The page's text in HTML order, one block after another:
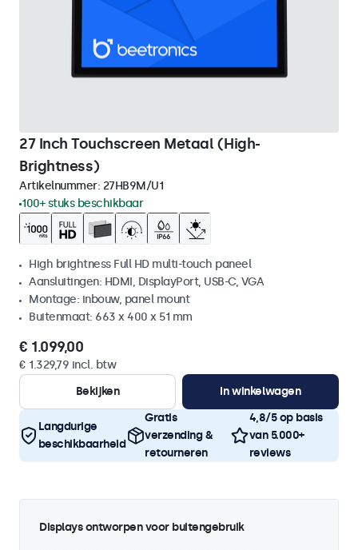
27 Inch Touchscreen Metaal (High-
Brightness)
Artikelnummer: 27HB9M/U1
100+ stuks beschikbaar
High brightness Full HD multi-touch paneel
Aansluitingen: HDMI, DisplayPort, USB-C, VGA
Montage: inbouw, panel mount
Buitenmaat: 663 x 400 x 51 mm
€ 1.099,00
€ 1.329,79 incl. btw
Bekijken
In winkelwagen
Langdurige
beschikbaarheid
Gratis
verzending &
retourneren
4,8/5 op basis
van 5.000+
reviews
Displays ontworpen voor buitengebruik